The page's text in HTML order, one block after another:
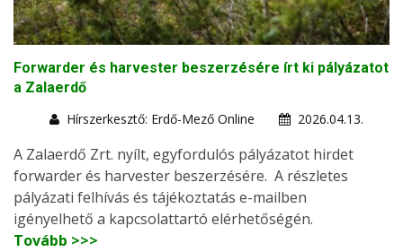
Forwarder és harvester beszerzésére írt ki pályázatot
a Zalaerdő
Hírszerkesztő: Erdő-Mező Online
2026.04.13.
A Zalaerdő Zrt. nyílt, egyfordulós pályázatot hirdet
forwarder és harvester beszerzésére. A részletes
pályázati felhívás és tájékoztatás e-mailben
igényelhető a kapcsolattartó elérhetőségén.
Tovább >>>